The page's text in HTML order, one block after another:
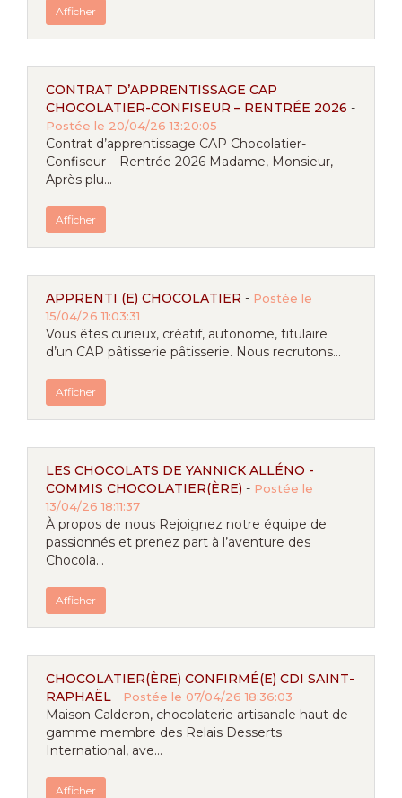
Afficher
CONTRAT D’APPRENTISSAGE CAP
CHOCOLATIER-CONFISEUR – RENTRÉE 2026 -
Postée le 20/04/26 13:20:05
Contrat d’apprentissage CAP Chocolatier-
Confiseur – Rentrée 2026 Madame, Monsieur,
Après plu...
Afficher
APPRENTI (E) CHOCOLATIER - Postée le
15/04/26 11:03:31
Vous êtes curieux, créatif, autonome, titulaire
d’un CAP pâtisserie pâtisserie. Nous recrutons...
Afficher
LES CHOCOLATS DE YANNICK ALLÉNO -
COMMIS CHOCOLATIER(ÈRE) - Postée le
13/04/26 18:11:37
À propos de nous Rejoignez notre équipe de
passionnés et prenez part à l’aventure des
Chocola...
Afficher
CHOCOLATIER(ÈRE) CONFIRMÉ(E) CDI SAINT-
RAPHAËL - Postée le 07/04/26 18:36:03
Maison Calderon, chocolaterie artisanale haut de
gamme membre des Relais Desserts
International, ave...
Afficher